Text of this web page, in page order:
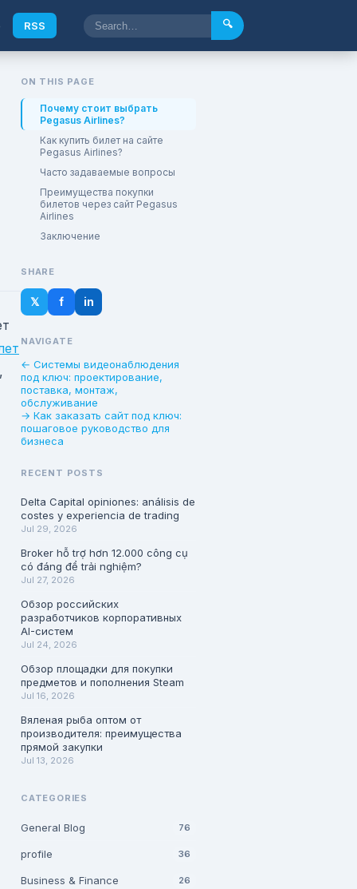
RSS 🔍
ON THIS PAGE
Почему стоит выбрать
Pegasus Airlines?
Как купить билет на сайте
Pegasus Airlines?
Часто задаваемые вопросы
Преимущества покупки
билетов через сайт Pegasus
Airlines
Заключение
SHARE
𝕏 f in
NAVIGATE
← Системы видеонаблюдения
под ключ: проектирование,
поставка, монтаж,
обслуживание
→ Как заказать сайт под ключ:
пошаговое руководство для
бизнеса
RECENT POSTS
Delta Capital opiniones: análisis de
costes y experiencia de trading
Jul 29, 2026
Broker hỗ trợ hơn 12.000 công cụ
có đáng để trải nghiệm?
Jul 27, 2026
Обзор российских
разработчиков корпоративных
AI-систем
Jul 24, 2026
Обзор площадки для покупки
предметов и пополнения Steam
Jul 16, 2026
Вяленая рыба оптом от
производителя: преимущества
прямой закупки
Jul 13, 2026
CATEGORIES
General Blog 76
profile 36
Business & Finance 26